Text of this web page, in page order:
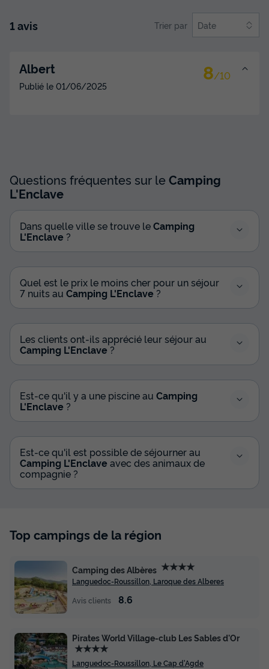
1 avis Trier par Date
Albert 8/10
Publié le 01/06/2025
Questions fréquentes sur leCamping
L'Enclave
Dans quelle ville se trouve leCamping
L'Enclave ?
Quel est le prix le moins cher pour un séjour
7 nuits au Camping L'Enclave?
Les clients ont-ils apprécié leur séjour au
Camping L'Enclave?
Est-ce qu'il y a une piscine au Camping
L'Enclave ?
Est-ce qu'il est possible de séjourner au
Camping L'Enclave avec des animaux de
compagnie ?
Top campings de la région
Camping des Albères ★★★★
Languedoc-Roussillon, Laroque des Alberes
Avis clients
8.6
Pirates World Village-club Les Sables d'Or
★★★★
Languedoc-Roussillon, Le Cap d'Agde